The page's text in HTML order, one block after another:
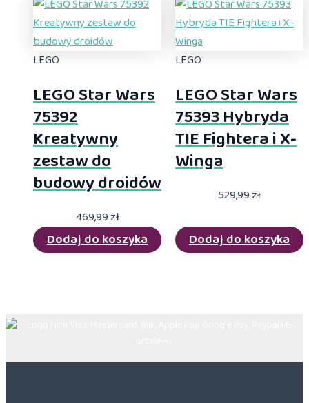
LEGO
LEGO Star Wars
75392
Kreatywny
zestaw do
budowy droidów
469,99zł
Dodaj do koszyka
LEGO
LEGO Star Wars
75393 Hybryda
TIE Fightera i X-
Winga
529,99zł
Dodaj do koszyka